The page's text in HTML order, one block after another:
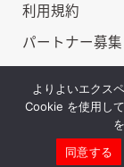
利用規約
パートナー募集
よりよいエクス
Cookie を使用し
同意する